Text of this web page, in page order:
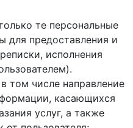
те персональные
для предоставления и
исполнения
в том числе направление
касающихся
услуг, а также